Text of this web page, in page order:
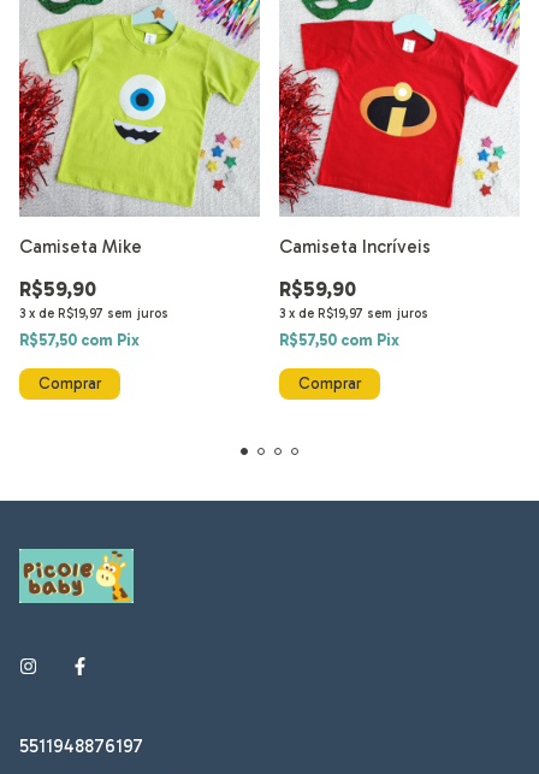
Camiseta Mike
R$59,90
3 x de R$19,97 sem juros
R$57,50 com Pix
Comprar
Camiseta Incríveis
R$59,90
3 x de R$19,97 sem juros
R$57,50 com Pix
Comprar
5511948876197